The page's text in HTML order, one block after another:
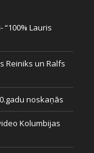
Lauris
Reiniks un Ralfs
noskaņās
Kolumbijas